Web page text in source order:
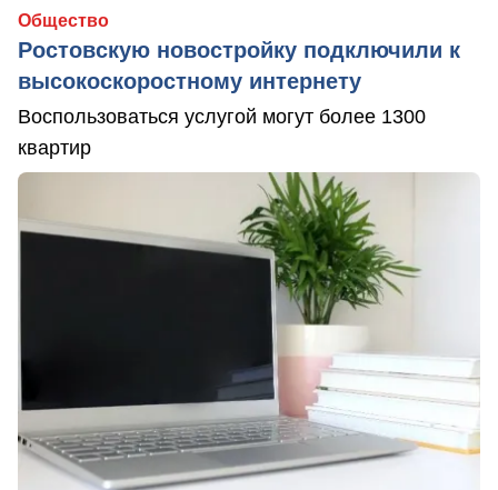
Общество
Ростовскую новостройку подключили к
высокоскоростному интернету
Воспользоваться услугой могут более 1300
квартир